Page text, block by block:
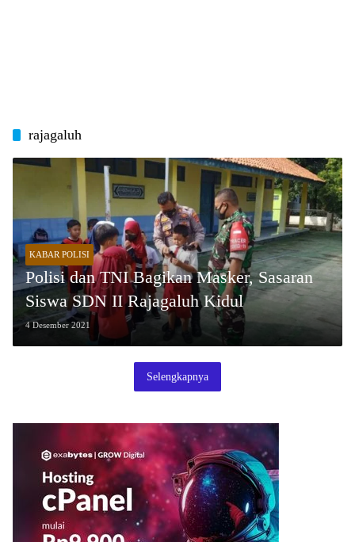
rajagaluh
KABAR POLISI
Polisi dan TNI Bagikan Masker, Sasaran
Siswa SDN II Rajagaluh Kidul
4 Desember 2021
Selengkapnya